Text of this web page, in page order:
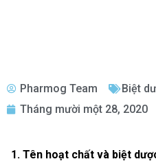
Pharmog Team
Biệt
Tháng mười một 28, 2020
1. Tên hoạt chất và biệt